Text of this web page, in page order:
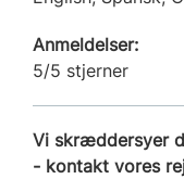
Anmeldelser:
5/5 stjerner
Vi skræddersyer
- kontakt vores